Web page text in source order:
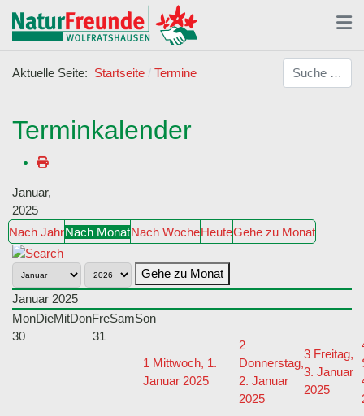
Aktuelle Seite: Startseite Termine Suchen
Terminkalender
Januar,
2025
Nach JahrNach MonatNach WocheHeuteGehe zu Monat
Gehe zu Monat
Januar 2025
MonDieMitDonFreSamSon
30
31
1 Mittwoch, 1.
Januar 2025
2
Donnerstag,
2. Januar
2025
3 Freitag,
3. Januar
2025